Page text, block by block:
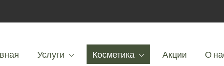
Услуги Косметика Акции О